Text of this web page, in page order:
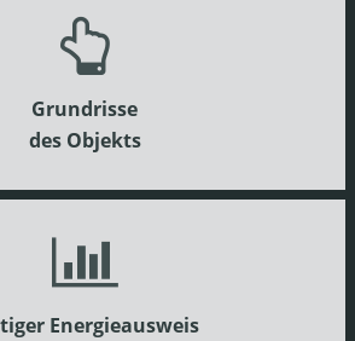
Grundrisse
des Objekts
Energieausweis